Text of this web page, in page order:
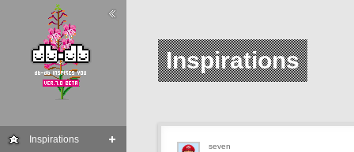
Inspirations
Inspirations
seven